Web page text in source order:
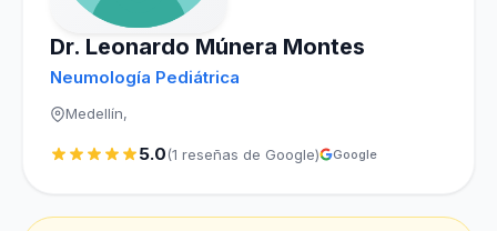
Dr. Leonardo Múnera Montes
Neumología Pediátrica
Medellín,
5.0(1 reseñas de Google) Google